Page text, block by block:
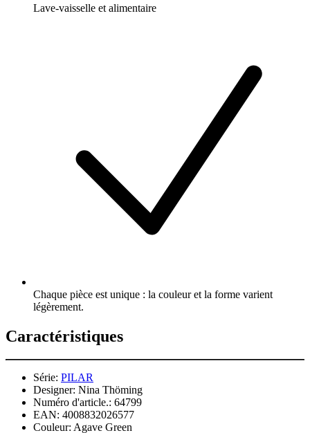
Lave-vaisselle et alimentaire
Chaque pièce est unique : la couleur et la forme varient
légèrement.
Caractéristiques
Série: PILAR
Designer: Nina Thöming
Numéro d'article.: 64799
EAN: 4008832026577
Couleur: Agave Green